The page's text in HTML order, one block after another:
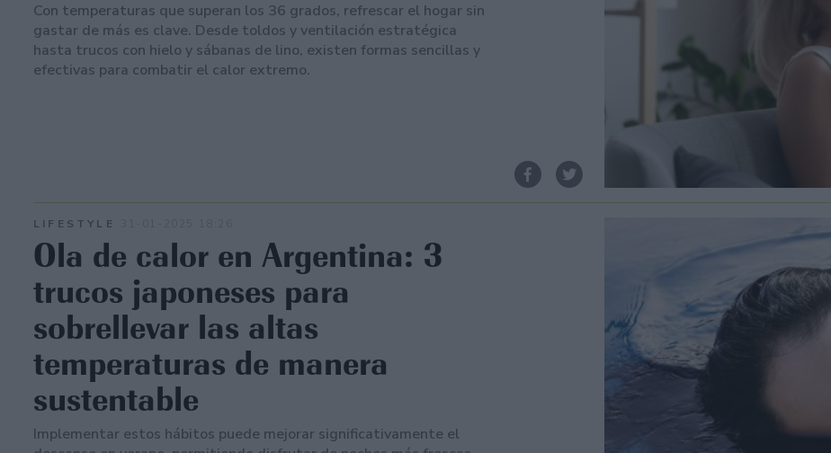
Con temperaturas que superan los 36 grados, refrescar el hogar sin
gastar de más es clave. Desde toldos y ventilación estratégica
hasta trucos con hielo y sábanas de lino, existen formas sencillas y
efectivas para combatir el calor extremo.
LIFESTYLE
Ola de calor en Argentina: 3
trucos japoneses para
sobrellevar las altas
temperaturas de manera
sustentable
Implementar estos hábitos puede mejorar significativamente el